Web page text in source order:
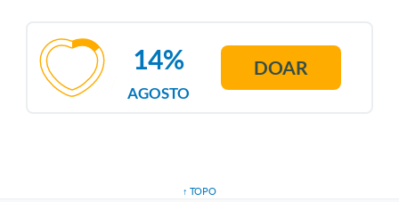
AGOSTO
14% DOAR
↑ TOPO